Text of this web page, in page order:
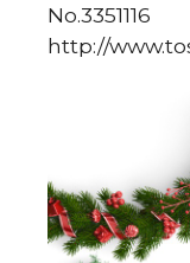
No.3351116
http://